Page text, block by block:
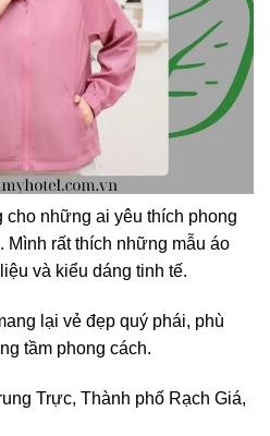
cho những ai yêu thích phong
Mình rất thích những mẫu áo
và kiểu dáng tinh tế.
lại vẻ đẹp quý phái, phù
tầm phong cách.
Trực, Thành phố Rạch Giá,